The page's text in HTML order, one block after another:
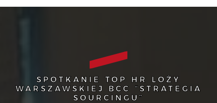
SPOTKANIE TOP HR LOŻY
WARSZAWSKIEJ BCC “STRATEGIA
SOURCINGU”